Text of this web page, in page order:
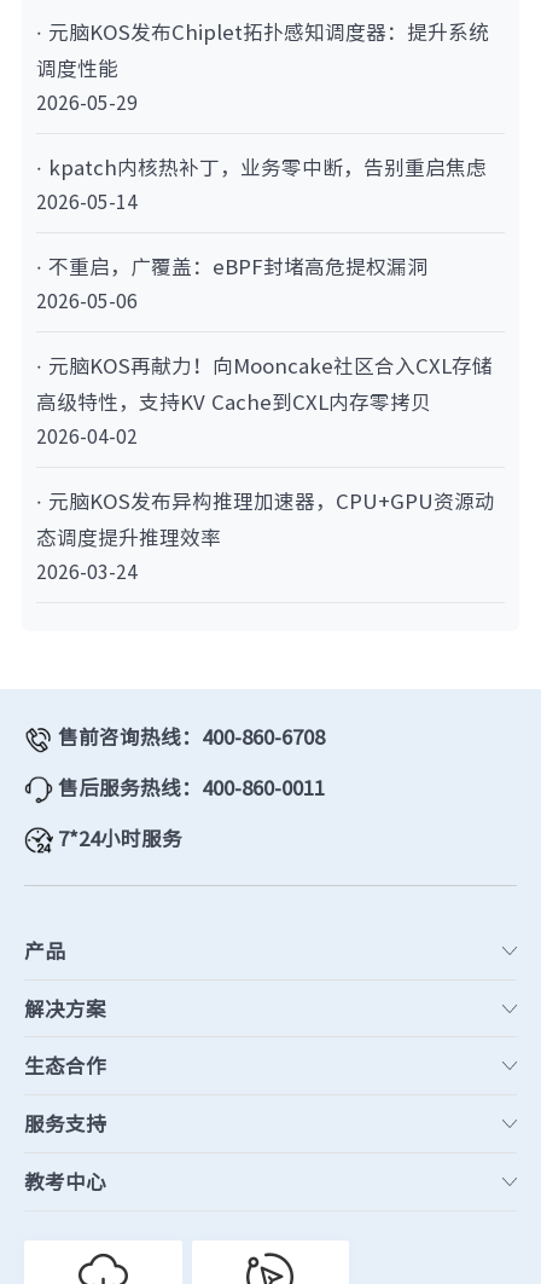
· 元脑KOS发布Chiplet拓扑感知调度器：提升系统
调度性能
2026-05-29
· kpatch内核热补丁，业务零中断，告别重启焦虑
2026-05-14
· 不重启，广覆盖：eBPF封堵高危提权漏洞
2026-05-06
· 元脑KOS再献力！向Mooncake社区合入CXL存储
高级特性，支持KV Cache到CXL内存零拷贝
2026-04-02
· 元脑KOS发布异构推理加速器，CPU+GPU资源动
态调度提升推理效率
2026-03-24
售前咨询热线：400-860-6708
售后服务热线：400-860-0011
7*24小时服务
产品
解决方案
生态合作
服务支持
教考中心